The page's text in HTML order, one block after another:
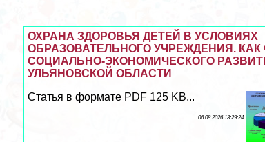
ОХРАНА ЗДОРОВЬЯ ДЕТЕЙ В УСЛОВИЯХ
ОБРАЗОВАТЕЛЬНОГО УЧРЕЖДЕНИЯ. КАК
СОЦИАЛЬНО-ЭКОНОМИЧЕСКОГО
УЛЬЯНОВСКОЙ ОБЛАСТИ
Статья в формате PDF 125 KB...
06 08 2026 13:29:24